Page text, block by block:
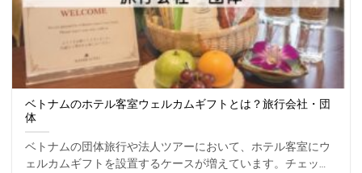
ベトナムのホテル客室ウェルカムギフトとは？旅行会社・団
体
ベトナムの団体旅行や法人ツアーにおいて、ホテル客室にウ
ェルカムギフトを設置するケースが増えています。チェック